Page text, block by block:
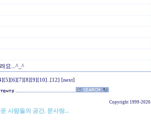
요...^_^
[5] [6] [7] [8] [9] [10] [12] [next]
Copyright 1999-2026
사람들의 공간. 문사랑...